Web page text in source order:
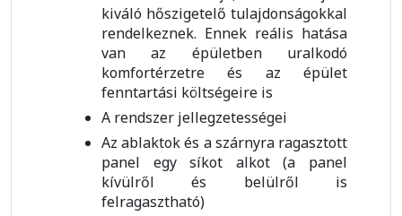
kiváló hőszigetelő tulajdonságokkal
rendelkeznek. Ennek reális hatása
van az épületben uralkodó
komfortérzetre és az épület
fenntartási költségeire is
A rendszer jellegzetességei
Az ablaktok és a szárnyra ragasztott
panel egy síkot alkot (a panel
kívülről és belülről is
felragasztható)